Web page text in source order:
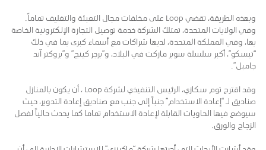
وبهذه الطريقة، تقضي Loop على مخلفات مجال التعبئة والتغليف تماماً.
وفي الولايات المتحدة، تمتلك الشركة خدمة توصيل التجارة الإلكترونية الخاصة
بها، وفي المملكة المتحدة، لديها شراكات مع أسماء كبرى بما في ذلك
“تيسكو”، أكبر سلسلة سوبر ماركت في البلاد، و”برجر كينج” و”بروكتر آند
جامبل”.
وقد اقترح توم سكازي، الرئيس التنفيذي لشركة Loop ، أن يكون بالمنازل
صناديق لـ “إعادة الاستخدام” جنباً إلى جنب مع صناديق إعادة التدوير، حيث
سيوضع فيها الحاويات القابلة لإعادة الاستخدام تماما كما يحدث حالياً لفصل
الزجاج والورق.